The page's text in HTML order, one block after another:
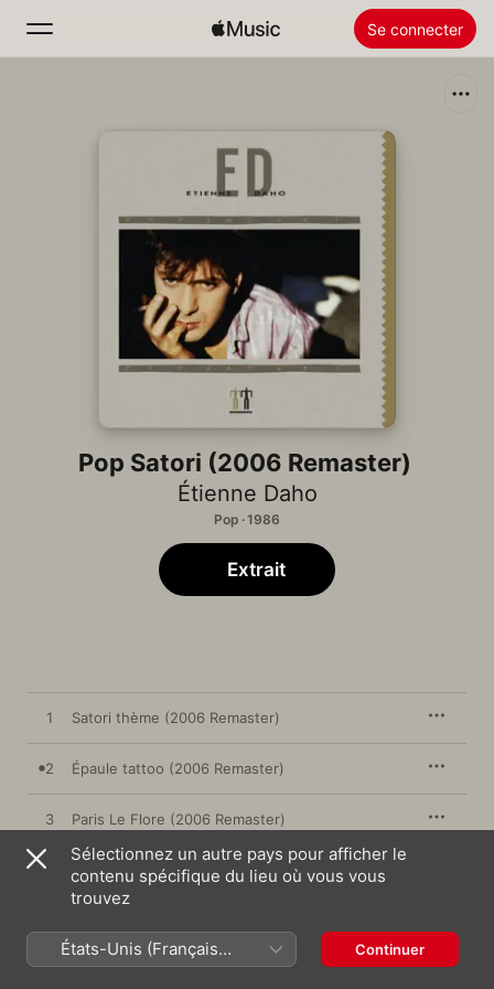
Se connecter
Installer Apple Music
Pop Satori (2006 Remaster)
Étienne Daho
Pop · 1986
Extrait
1 Satori thème (2006 Remaster)
2 Épaule tattoo (2006 Remaster)
3 Paris Le Flore (2006 Remaster)
4
Pop égérie O. (En duo avec Elie Medeiros)
[2006 Remaster] [with Elie Medeiros]
6 Tombé pour la France (2006 Remaster)
Sélectionnez un autre pays pour afficher le
contenu spécifique du lieu où vous vous
trouvez
États-Unis (Français
France)
Continuer